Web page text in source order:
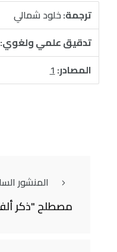
ترجمة:خلود شمالي
تدقيق علمي
المصادر:1
المنشور
مصطلح "ذكر